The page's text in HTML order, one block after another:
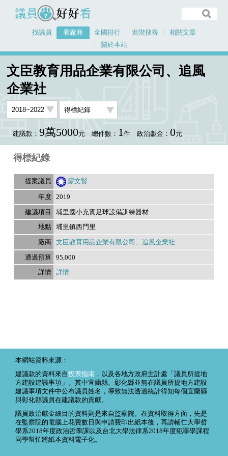
議員好好看
找議員 看廠商 全國排行 進階搜尋
相關文章
關於本站
文臣教育用品企業有限公司、追風企業社
文臣教育用品企業有限公司、追風
企業社
建議款： 9萬5000元 總件數： 1件 政治獻金： 0元
得標紀錄
廖文賢
2019
埔里國小充實足球設備訓練器材
埔里鎮西門里
文臣教育用品企業有限公司、追風企業社
95,000
詳情
本網站資料來源：
建議款的資料來自投票指南 ，以及各地方政府主計處「議員所提地
方建設建議事項」。其中宜蘭縣、彰化縣並無在議員所提地方建設
建議事項文件中公布議員姓名，導致無法透過統計得知每個宜蘭縣
與彰化縣議員在建議款的貢獻。
議員政治獻金細目的資料則是來自監察院。在資料取得方面，先是
在監察院的電腦上花費數日與申請費印出紙本後，再請輔仁大學哲
學系2018年度政治哲學課以及台北大學法律系2018年度犯罪學課程
同學幫忙將紙本資料電子化。